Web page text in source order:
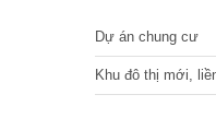
Dự án chung cư
Khu đô thị mới,